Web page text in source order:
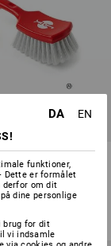
DA
EN
funktioner,
Dette er formålet
derfor om dit
dine personlige
brug for dit
vi indsamle